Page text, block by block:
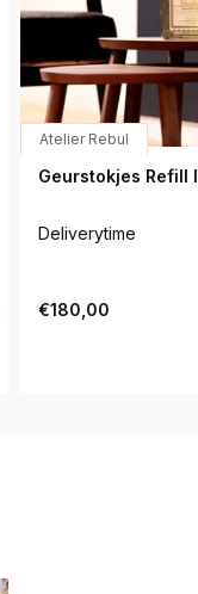
Atelier Rebul
Geurstokjes Refill
Deliverytime
€180,00